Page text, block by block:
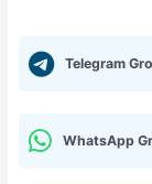
Telegram
WhatsApp